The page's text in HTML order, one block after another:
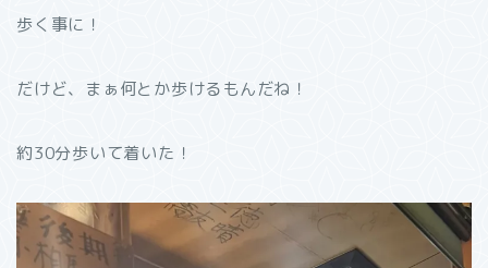
歩く事に！
だけど、まぁ何とか歩けるもんだね！
約30分歩いて着いた！